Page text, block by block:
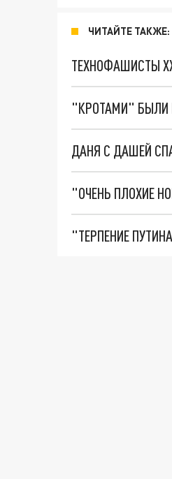
ЧИТАЙТЕ ТАКЖЕ:
ТЕХНОФАШИСТЫ
"КРОТАМИ" БЫЛИ
ДАНЯ С ДАШЕЙ